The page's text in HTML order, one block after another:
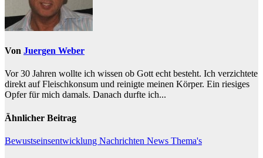
Von Juergen Weber
Vor 30 Jahren wollte ich wissen ob Gott echt besteht. Ich verzichtete
direkt auf Fleischkonsum und reinigte meinen Körper. Ein riesiges
Opfer für mich damals. Danach durfte ich...
Ähnlicher Beitrag
Bewustseinsentwicklung Nachrichten News Thema's